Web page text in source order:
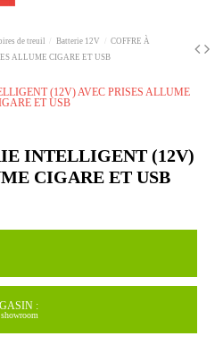
de treuil Batterie 12V
COFFRE À
ALLUME CIGARE ET USB
INTELLIGENT (12V)
CIGARE ET USB
: